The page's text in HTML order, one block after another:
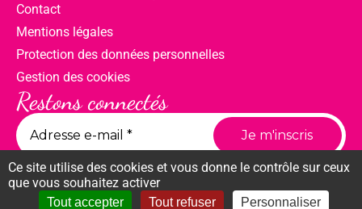
Contact
Mentions légales
Protection des données personnelles
Gestion des cookies
Restons connectés
Ce site utilise des cookies et vous donne le contrôle sur ceux
que vous souhaitez activer
Tout accepter Tout refuser Personnaliser